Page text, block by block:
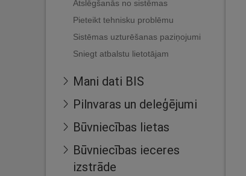
Atslēgšanās no sistēmas
Pieteikt tehnisku problēmu
Sistēmas uzturēšanas paziņojumi
Sniegt atbalstu lietotājam
Mani dati BIS
Pilnvaras un deleģējumi
Būvniecības lietas
Būvniecības ieceres
izstrāde